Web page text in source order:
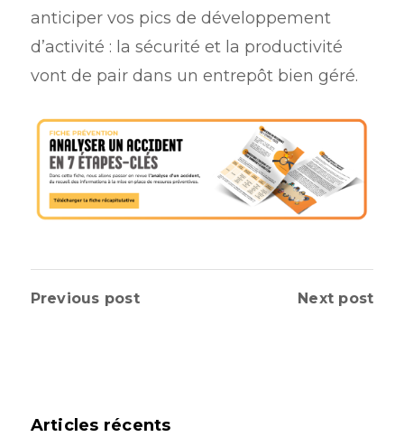
anticiper vos pics de développement
d’activité : la sécurité et la productivité
vont de pair dans un entrepôt bien géré.
Previous post Next post
Articles récents